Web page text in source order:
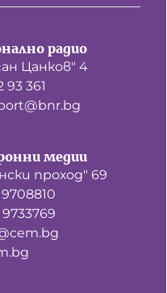
радио
Цанков" 4
93 361
медии
проход" 69